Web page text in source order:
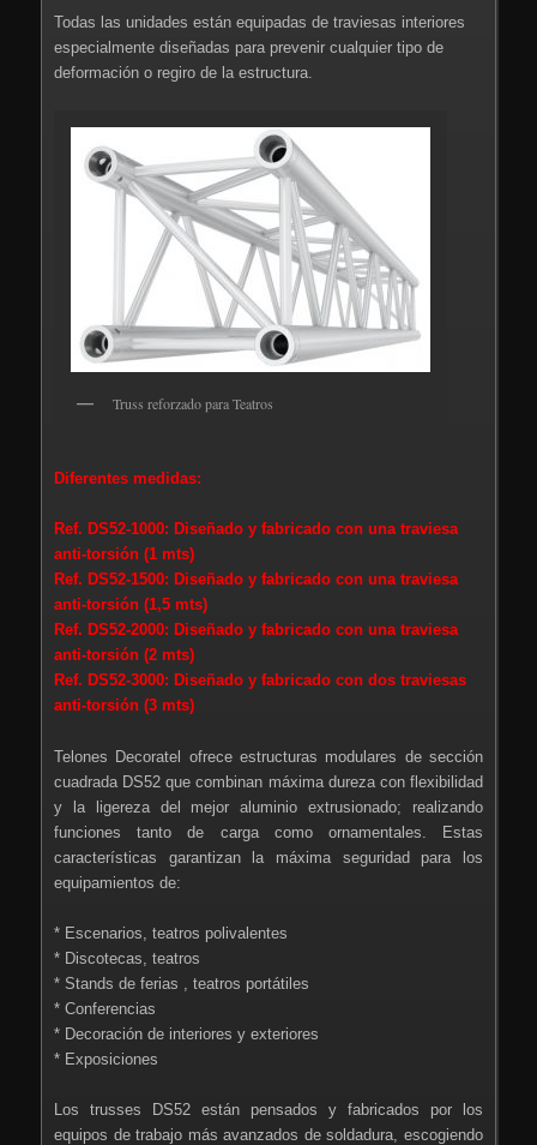
Todas las unidades están equipadas de traviesas interiores
especialmente diseñadas para prevenir cualquier tipo de
deformación o regiro de la estructura.
Truss reforzado para Teatros
Diferentes medidas:
Ref. DS52-1000: Diseñado y fabricado con una traviesa
anti-torsión (1 mts)
Ref. DS52-1500: Diseñado y fabricado con una traviesa
anti-torsión (1,5 mts)
Ref. DS52-2000: Diseñado y fabricado con una traviesa
anti-torsión (2 mts)
Ref. DS52-3000: Diseñado y fabricado con dos traviesas
anti-torsión (3 mts)
Telones Decoratel ofrece estructuras modulares de sección
cuadrada DS52 que combinan máxima dureza con flexibilidad
y la ligereza del mejor aluminio extrusionado; realizando
funciones tanto de carga como ornamentales. Estas
características garantizan la máxima seguridad para los
equipamientos de:
* Escenarios, teatros polivalentes
* Discotecas, teatros
* Stands de ferias , teatros portátiles
* Conferencias
* Decoración de interiores y exteriores
* Exposiciones
Los trusses DS52 están pensados y fabricados por los
equipos de trabajo más avanzados de soldadura, escogiendo